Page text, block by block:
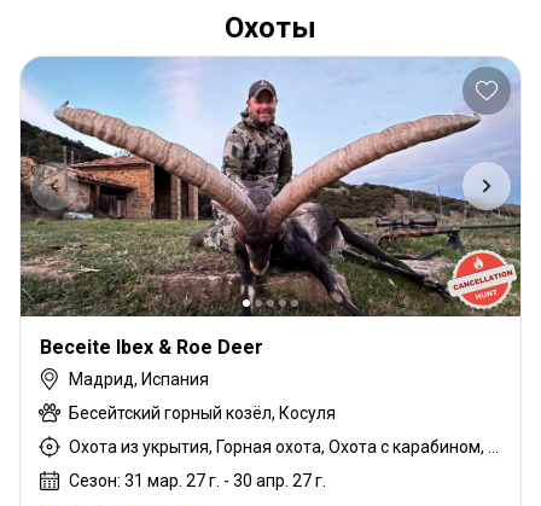
Охоты
Beceite Ibex & Roe Deer
Мадрид, Испания
Бесейтский горный козёл, Косуля
Сезон: 31 мар. 27 г. - 30 апр. 27 г.